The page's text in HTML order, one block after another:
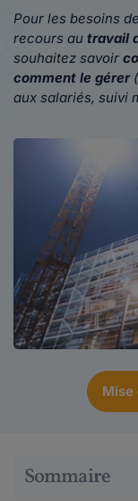
Pour les besoins
recours au travail
souhaitez savoir
comment le gérer
aux salariés, suivi
Mise
Sommaire